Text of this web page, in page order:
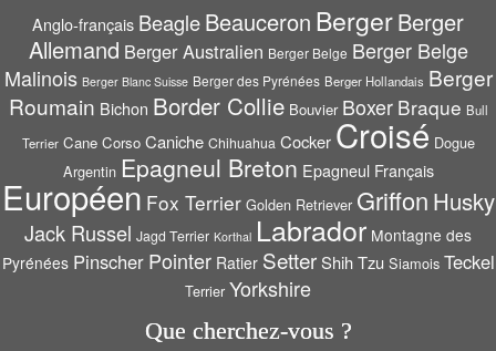
Anglo-français BeagleBeauceron BergerBerger
Allemand Berger Australien Berger Belge Berger Belge
Malinois Berger Blanc Suisse Berger des Pyrénées Berger Hollandais Berger
Roumain Bichon Border Collie Bouvier Boxer Braque Bull
Terrier Cane Corso Caniche Chihuahua Cocker Croisé Dogue
Argentin Epagneul Breton Epagneul Français
Européen Fox Terrier Golden Retriever Griffon Husky
Jack Russel Jagd Terrier Korthal Labrador Montagne des
Pyrénées Pinscher Pointer Ratier Setter Shih Tzu Siamois Teckel
Terrier Yorkshire
Que cherchez-vous ?